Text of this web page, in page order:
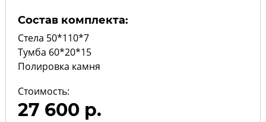
Состав комплекта:
Стела 50*110*7
Тумба 60*20*15
Полировка камня
Стоимость:
27 600 р.